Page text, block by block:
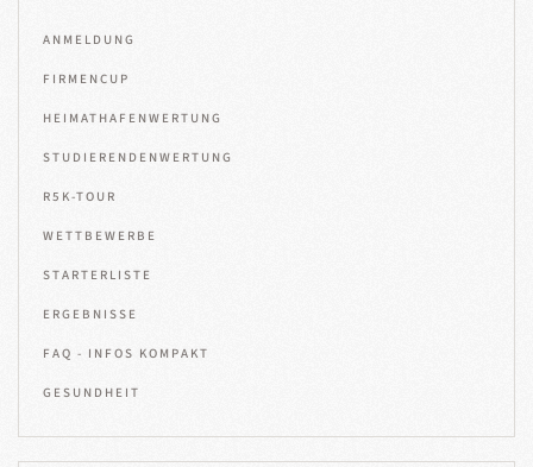
ANMELDUNG
FIRMENCUP
HEIMATHAFENWERTUNG
STUDIERENDENWERTUNG
R5K-TOUR
WETTBEWERBE
STARTERLISTE
ERGEBNISSE
FAQ - INFOS KOMPAKT
GESUNDHEIT